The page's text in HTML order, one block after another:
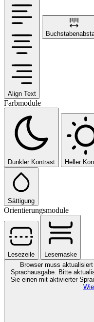
Align Text
Farbmodule
Dunkler Kontrast Heller
Sättigung
Orientierungsmodule
Lesezeile
Lesemaske
Browser muss
Sprachausgabe. Bitte
Sie einen mit aktivierter